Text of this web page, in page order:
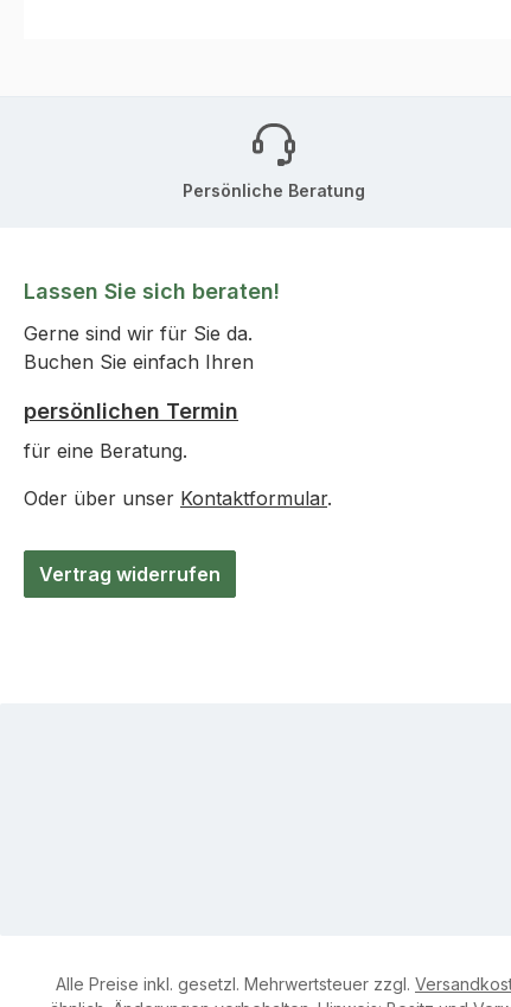
Persönliche Beratung
Lassen Sie sich beraten!
Gerne sind wir für Sie da.
Buchen Sie einfach Ihren
persönlichen Termin
für eine Beratung.
Oder über unser Kontaktformular.
Vertrag widerrufen
Alle Preise inkl. gesetzl. Mehrwertsteuer zzgl.